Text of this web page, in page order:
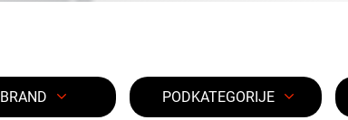
BRAND PODKATEGORIJE